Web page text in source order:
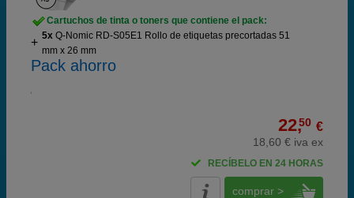
Cartuchos de tinta o toners que contiene el pack:
5x Q-Nomic RD-S05E1 Rollo de etiquetas precortadas 51
mm x 26 mm
Pack ahorro
22,50 €
18,60 € iva ex
RECÍBELO EN 24 HORAS
comprar >